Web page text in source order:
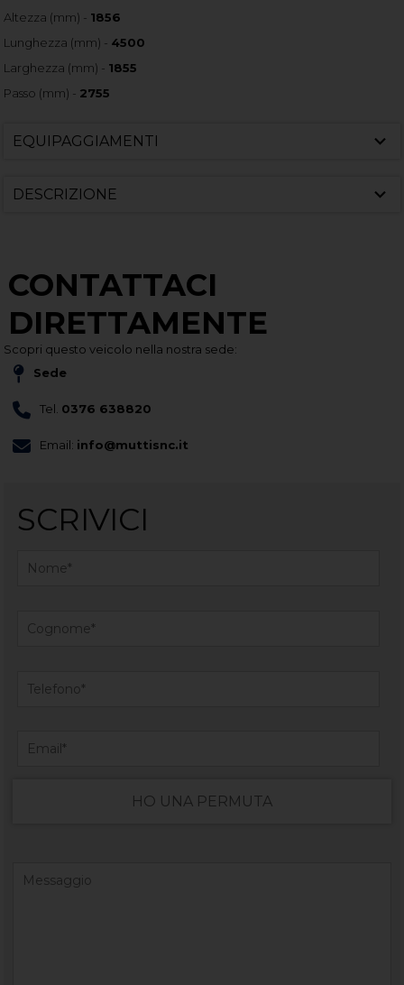
Altezza (mm) - 1856
Lunghezza (mm) - 4500
Larghezza (mm) - 1855
Passo (mm) - 2755
EQUIPAGGIAMENTI
DESCRIZIONE
CONTATTACI
DIRETTAMENTE
Scopri questo veicolo nella nostra sede:
Sede
Tel. 0376 638820
Email: info@muttisnc.it
SCRIVICI
HO UNA PERMUTA